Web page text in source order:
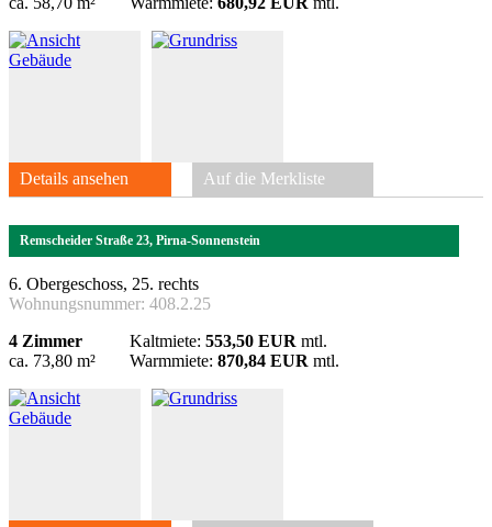
Details ansehen Auf die Merkliste
Remscheider Straße 23, Pirna-Sonnenstein
6. Obergeschoss, 25. rechts
Wohnungsnummer: 408.2.25
4 Zimmer
ca. 73,80 m²
Kaltmiete: 553,50 EUR mtl.
Warmmiete: 870,84 EUR mtl.